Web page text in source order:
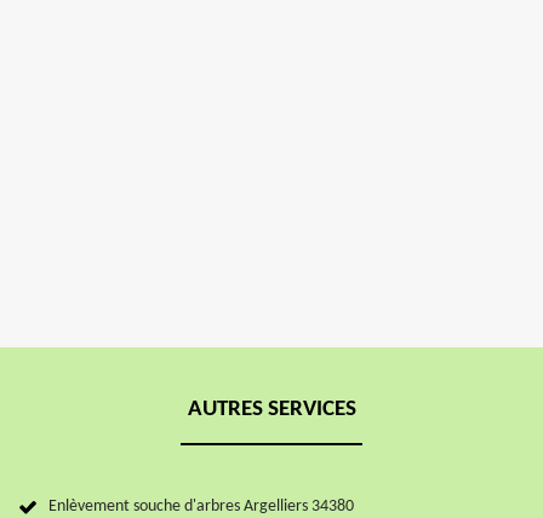
AUTRES SERVICES
Enlèvement souche d'arbres Argelliers 34380